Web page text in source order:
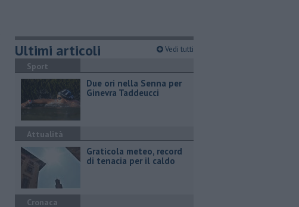
Ultimi articoli Vedi tutti
Sport
Due ori nella Senna per
Ginevra Taddeucci
Attualità
Graticola meteo, record
di tenacia per il caldo
Cronaca